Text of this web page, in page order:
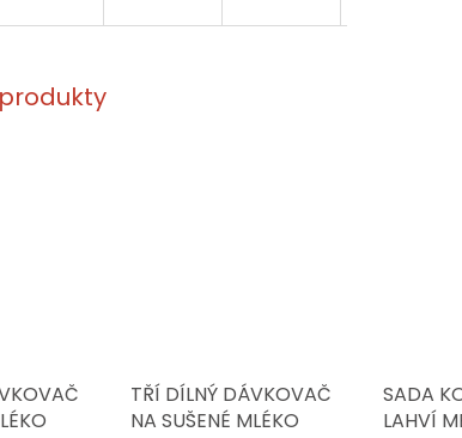
TŘÍ DÍLNÝ DÁVKOVAČ
NA SUŠENÉ MLÉKO
SADA
LAHVÍ